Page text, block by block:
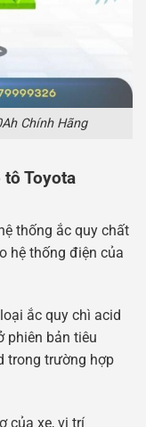
Chính Hãng
Toyota
thống ắc quy chất
hệ thống điện của
ắc quy chì acid
phiên bản tiêu
trong trường hợp
của xe, vị trí